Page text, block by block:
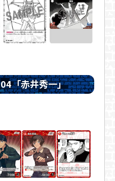
「赤井秀一」